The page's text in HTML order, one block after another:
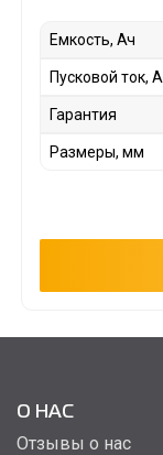
Емкость, Ач
Пусковой ток, А
Гарантия
Размеры, мм
О НАС
Отзывы о нас